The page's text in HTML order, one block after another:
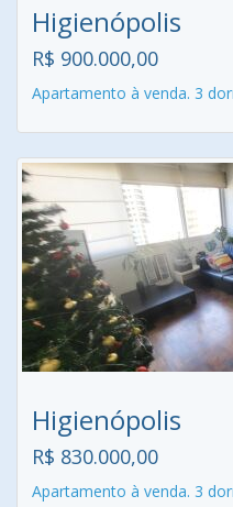
Higienópolis
R$ 900.000,00
Apartamento à venda. 3
Higienópolis
R$ 830.000,00
Apartamento à venda. 3